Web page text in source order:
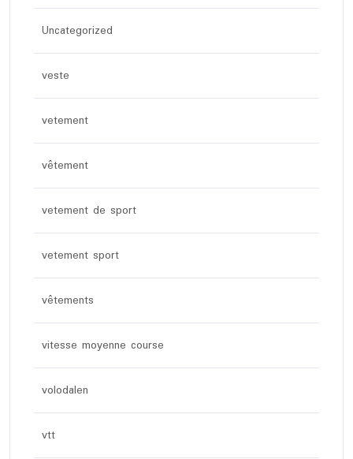
Uncategorized
veste
vetement
vêtement
vetement de sport
vetement sport
vêtements
vitesse moyenne course
volodalen
vtt